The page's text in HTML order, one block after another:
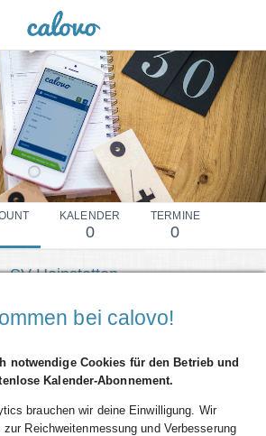
KALENDER
0
TERMINE
0
SV Heinstetten
Mehr Details einblenden
bei calovo!
notwendige Cookies für den Betrieb und
Kalender-Abonnement.
brauchen wir deine Einwilligung. Wir
Reichweitenmessung und Verbesserung